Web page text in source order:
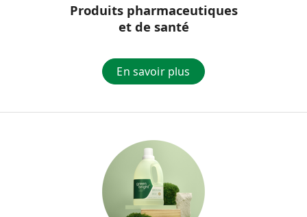
Produits pharmaceutiques
et de santé
En savoir plus